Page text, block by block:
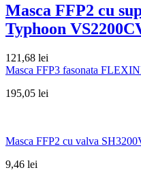
Masca FFP2 cu
Typhoon
121,68 lei
Masca FFP3 fasonata
195,05 lei
Masca FFP2 cu valva
9,46 lei